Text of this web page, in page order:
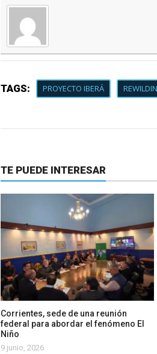
TAGS: PROYECTO IBERÁ
TE PUEDE INTERESAR
Corrientes, sede de una reunión
federal para abordar el fenómeno El
Niño
9 junio, 2026